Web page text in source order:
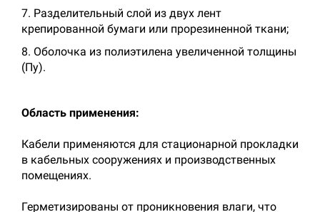
7. Разделительный слой из двух лент
крепированной бумаги или прорезиненной ткани;
8. Оболочка из полиэтилена увеличенной толщины
(Пу).
Область применения:
Кабели применяются для стационарной прокладки
в кабельных сооружениях и производственных
помещениях.
Герметизированы от проникновения влаги, что